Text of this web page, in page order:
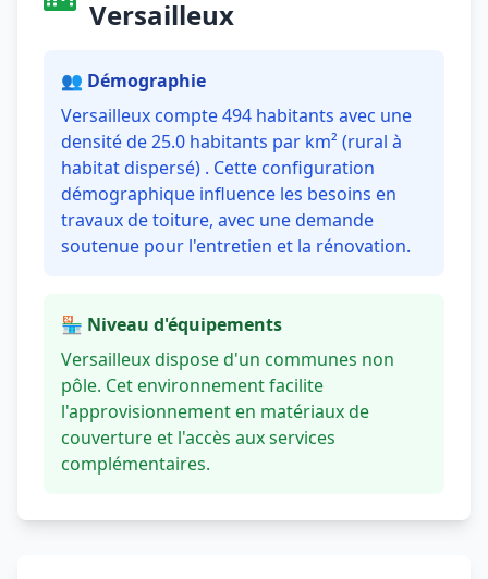
Versailleux
👥 Démographie
Versailleux compte 494 habitants avec une
densité de 25.0 habitants par km² (rural à
habitat dispersé) . Cette configuration
démographique influence les besoins en
travaux de toiture, avec une demande
soutenue pour l'entretien et la rénovation.
🏪 Niveau d'équipements
Versailleux dispose d'un communes non
pôle. Cet environnement facilite
l'approvisionnement en matériaux de
couverture et l'accès aux services
complémentaires.